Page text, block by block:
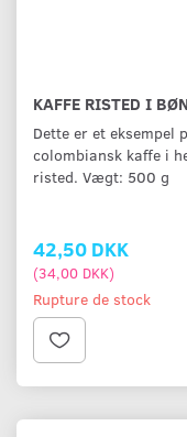
KAFFE RISTED I
Dette er et
colombiansk kaffe i
risted. Vægt: 500 g
42,50 DKK
(34,00 DKK)
Rupture de stock